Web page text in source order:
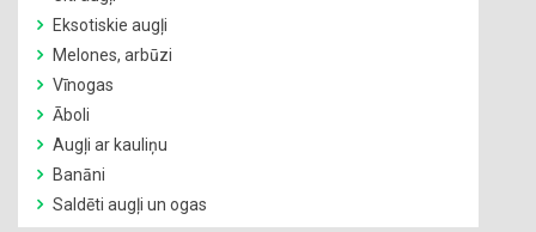
Eksotiskie augļi
Melones, arbūzi
Vīnogas
Āboli
Augļi ar kauliņu
Banāni
Saldēti augļi un ogas